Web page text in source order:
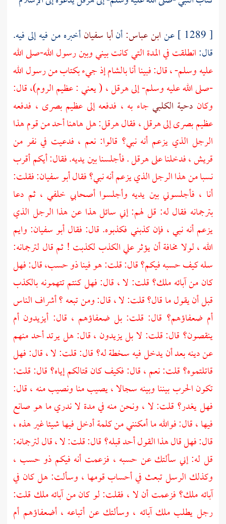
[ 1289 ] عن
ابن عباس:أنأبا سفيانأخبره من فيه إلى فيه.
قال:انطلقت في المدة التي كانت بيني وبين رسول الله-صلى الله
عليه وسلم- ، قال: فبينا أنا بالشام إذ جيء بكتاب من رسول الله
-صلى الله عليه وسلم- إلىهرقل ، (يعني : عظيم الروم)، قال:
وكان دحية الكلبي جاء به ، فدفعه إلى عظيم بصرى ، فدفعه
عظيمبصرىإلىهرقل ،فقالهرقل:هل هاهنا أحد من قوم هذا
الرجل الذي يزعم أنه نبي؟ قالوا: نعم ، فدعيت في نفر من
قريش ،فدخلنا علىهرقل .فأجلسنا بين يديه. فقال: أيكم أقرب
نسبا من هذا الرجل الذي يزعم أنه نبي؟ فقالأبو سفيان:فقلت:
أنا ، فأجلسوني بين يديه وأجلسوا أصحابي خلفي ، ثم دعا
بترجمانه فقال له: قل لهم: إني سائل هذا عن هذا الرجل الذي
يزعم أنه نبي ، فإن كذبني فكذبوه. قال: فقالأبو سفيان: وايم
الله ، لولا مخافة أن يؤثر علي الكذب لكذبت ! ثم قال لترجمانه:
سله كيف حسبه فيكم؟ قال: قلت: هو فينا ذو حسب، قال: فهل
كان من آبائه ملك؟ قلت: لا ، قال: فهل كنتم تتهمونه بالكذب
قبل أن يقول ما قال؟ قلت: لا ، قال: ومن تبعه ؟ أشراف الناس
أم ضعفاؤهم؟ قال: قلت: بل ضعفاؤهم ، قال: أيزيدون أم
ينقصون؟ قال: قلت: لا بل يزيدون ، قال: هل يرتد أحد منهم
عن دينه بعد أن يدخل فيه سخطة له؟ قال: قلت: لا ، قال: فهل
قاتلتموه؟ قلت: نعم ، قال: فكيف كان قتالكم إياه؟ قال: قلت:
تكون الحرب بيننا وبينه سجالا ، يصيب منا ونصيب منه ، قال:
فهل يغدر؟ قلت: لا ، ونحن منه في مدة لا ندري ما هو صانع
فيها ، قال: فوالله ما أمكنني من كلمة أدخل فيها شيئا غير هذه ،
قال: فهل قال هذا القول أحد قبله؟ قال: قلت: لا ، قال لترجمانه:
قل له: إني سألتك عن حسبه ، فزعمت أنه فيكم ذو حسب ،
وكذلك الرسل تبعث في أحساب قومها ، وسألت: هل كان في
آبائه ملك؟ فزعمت أن لا ، فقلت: لو كان من آبائه ملك قلت:
رجل يطلب ملك آبائه ، وسألتك عن أتباعه ، أضعفاؤهم أم